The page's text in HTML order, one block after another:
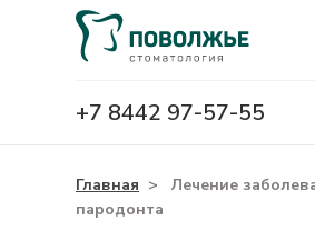
+7 8442 97-57-55
Главная >
Лечение
пародонта